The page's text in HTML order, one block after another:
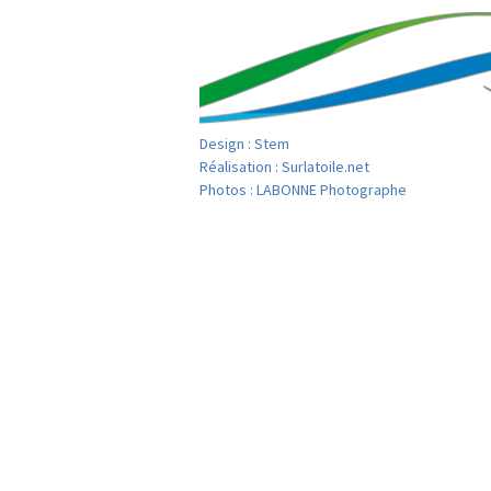
navigation
Design : Stem
Réalisation : Surlatoile.net
Photos : LABONNE Photographe